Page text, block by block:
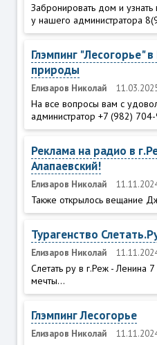
Забронировать дом и
у нашего администратора
Глэмпинг "Лесогорье"
природы
Елизаров Николай
На все вопросы вам с
администратор +7 (982)
Реклама на радио в
Алапаевский!
Елизаров Николай
Также открылось вещание
Турагенство
Елизаров Николай
Слетать ру в г.Реж - Ленина
мечты...
Глэмпинг Лесогорье
Елизаров Николай